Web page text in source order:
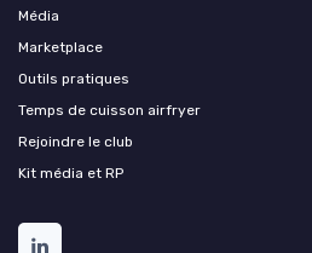
Média
Marketplace
Outils pratiques
Temps de cuisson airfryer
Rejoindre le club
Kit média et RP